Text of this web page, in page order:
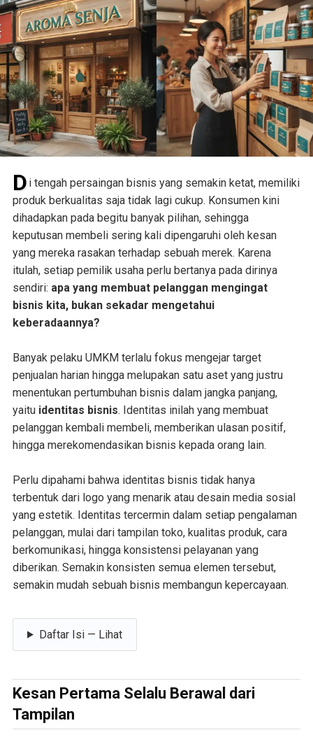
D i tengah persaingan bisnis yang semakin ketat, memiliki
produk berkualitas saja tidak lagi cukup. Konsumen kini
dihadapkan pada begitu banyak pilihan, sehingga
keputusan membeli sering kali dipengaruhi oleh kesan
yang mereka rasakan terhadap sebuah merek. Karena
itulah, setiap pemilik usaha perlu bertanya pada dirinya
sendiri: apa yang membuat pelanggan mengingat
bisnis kita, bukan sekadar mengetahui
keberadaannya?
Banyak pelaku UMKM terlalu fokus mengejar target
penjualan harian hingga melupakan satu aset yang justru
menentukan pertumbuhan bisnis dalam jangka panjang,
yaitu identitas bisnis. Identitas inilah yang membuat
pelanggan kembali membeli, memberikan ulasan positif,
hingga merekomendasikan bisnis kepada orang lain.
Perlu dipahami bahwa identitas bisnis tidak hanya
terbentuk dari logo yang menarik atau desain media sosial
yang estetik. Identitas tercermin dalam setiap pengalaman
pelanggan, mulai dari tampilan toko, kualitas produk, cara
berkomunikasi, hingga konsistensi pelayanan yang
diberikan. Semakin konsisten semua elemen tersebut,
semakin mudah sebuah bisnis membangun kepercayaan.
Daftar Isi — Lihat
Kesan Pertama Selalu Berawal dari
Tampilan